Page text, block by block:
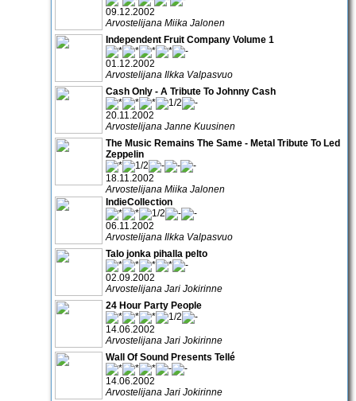
09.12.2002
Arvostelijana Miika Jalonen
Independent Fruit Company Volume 1
01.12.2002
Arvostelijana Ilkka Valpasvuo
Cash Only - A Tribute To Johnny Cash
20.11.2002
Arvostelijana Janne Kuusinen
The Music Remains The Same - Metal Tribute To Led
Zeppelin
18.11.2002
Arvostelijana Miika Jalonen
IndieCollection
06.11.2002
Arvostelijana Ilkka Valpasvuo
Talo jonka pihalla pelto
02.09.2002
Arvostelijana Jari Jokirinne
24 Hour Party People
14.06.2002
Arvostelijana Jari Jokirinne
Wall Of Sound Presents Tellé
14.06.2002
Arvostelijana Jari Jokirinne